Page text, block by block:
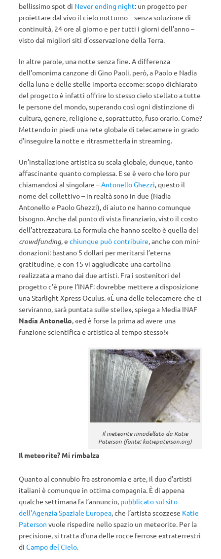
bellissimo spot di Never ending night: un progetto per
proiettare dal vivo il cielo notturno – senza soluzione di
continuità, 24 ore al giorno e per tutti i giorni dell’anno –
visto dai migliori siti d’osservazione della Terra.
In altre parole, una notte senza fine. A differenza
dell’omonima canzone di Gino Paoli, però, a Paolo e Nadia
della luna e delle stelle importa eccome: scopo dichiarato
del progetto è infatti offrire lo stesso cielo stellato a tutte
le persone del mondo, superando così ogni distinzione di
cultura, genere, religione e, soprattutto, fuso orario. Come?
Mettendo in piedi una rete globale di telecamere in grado
d’inseguire la notte e ritrasmetterla in streaming.
Un’installazione artistica su scala globale, dunque, tanto
affascinante quanto complessa. E se è vero che loro pur
chiamandosi al singolare –Antonello Ghezzi, questo il
nome del collettivo – in realtà sono in due (Nadia
Antonello e Paolo Ghezzi), di aiuto ne hanno comunque
bisogno. Anche dal punto di vista finanziario, visto il costo
dell’attrezzatura. La formula che hanno scelto è quella del
crowdfunding, e chiunque può contribuire, anche con mini-
donazioni: bastano 5 dollari per meritarsi l’eterna
gratitudine, e con 15 vi aggiudicate una cartolina
realizzata a mano dai due artisti. Fra i sostenitori del
progetto c’è pure l’INAF: dovrebbe mettere a disposizione
una Starlight Xpress Oculus. «È una delle telecamere che ci
serviranno, sarà puntata sulle stelle», spiega a Media INAF
Nadia Antonello, «ed è forse la prima ad avere una
funzione scientifica e artistica al tempo stesso!»
Il meteorite rimodellato da Katie
Paterson (fonte: katiepaterson.org)
Il meteorite? Mi rimbalza
Quanto al connubio fra astronomia e arte, il duo d’artisti
italiani è comunque in ottima compagnia. È di appena
qualche settimana fa l’annuncio, pubblicato sul sito
dell’Agenzia Spaziale Europea, che l’artista scozzese Katie
Paterson vuole rispedire nello spazio un meteorite. Per la
precisione, si tratta d’una delle rocce ferrose extraterrestri
di Campo del Cielo.